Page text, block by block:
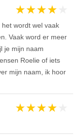
★★★★
wordt wel vaak
Vaak word er meer
je mijn naam
Roelie of iets
mijn naam, ik hoor
★★★★